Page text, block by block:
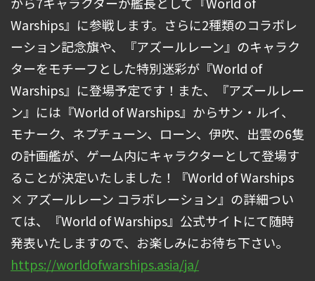
Warships』に参戦します。さらに2種類のコラボレ
ーション記念旗や、『アズールレーン』のキャラク
ターをモチーフとした特別迷彩が『World of
Warships』に登場予定です！また、『アズールレー
ン』には『World of Warships』からサン・ルイ、
モナーク、ネプチューン、ローン、伊吹、出雲の6隻
の計画艦が、ゲーム内にキャラクターとして登場す
ることが決定いたしました！『World of Warships
× アズールレーン コラボレーション』の詳細つい
ては、『World of Warships』公式サイトにて随時
発表いたしますので、お楽しみにお待ち下さい。
https://worldofwarships.asia/ja/